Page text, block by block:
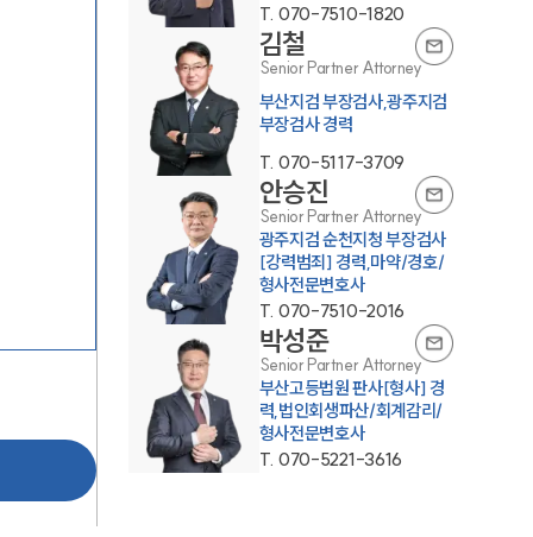
그룹소개
그룹소개
대륜의 강점
오시는 길
글로벌 파트너 로펌
T. 070-7510-1820
김철
Senior Partner Attorney
부산지검 부장검사,광주지검
부장검사 경력
T. 070-5117-3709
안승진
Senior Partner Attorney
광주지검 순천지청 부장검사
[강력범죄] 경력,마약/경호/
형사전문변호사
T. 070-7510-2016
박성준
Senior Partner Attorney
부산고등법원 판사[형사] 경
력,법인회생파산/회계감리/
형사전문변호사
T. 070-5221-3616